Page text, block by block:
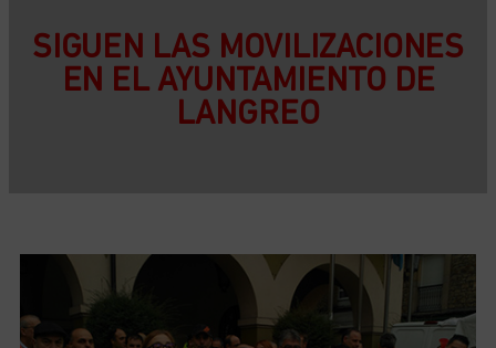
SIGUEN LAS MOVILIZACIONES
EN EL AYUNTAMIENTO DE
LANGREO